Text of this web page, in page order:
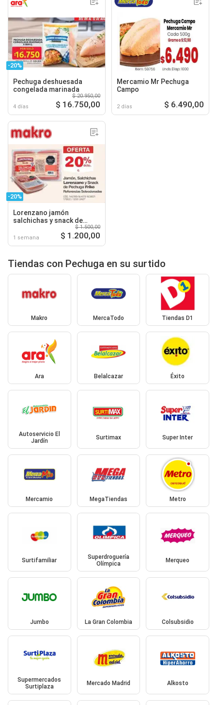
-20%
Pechuga deshuesada
congelada marinada
4 días
$ 20.950,00
$ 16.750,00
Mercamio Mr Pechuga
Campo
2 días $ 6.490,00
-20%
Lorenzano jamón
salchichas y snack de
1 semana
$ 1.500,00
$ 1.200,00
Tiendas con Pechuga en su surtido
Makro MercaTodo Tiendas D1
Ara Belalcazar Éxito
Autoservicio El
Jardín
Surtimax Super Inter
Mercamio MegaTiendas Metro
Surtifamiliar
Superdroguería
Olímpica
Merqueo
Jumbo La Gran Colombia Colsubsidio
Supermercados
Surtiplaza
Mercado Madrid Alkosto